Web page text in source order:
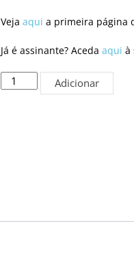
Veja aqui a primeira página
Já é assinante? Aceda aqui à
Quantidade
de
Adicionar